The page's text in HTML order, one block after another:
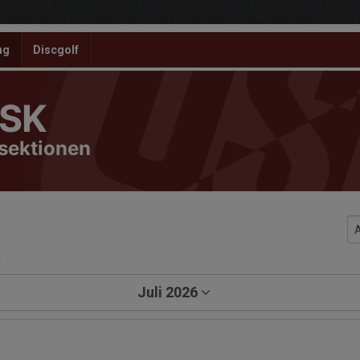
Discgolf
Juli 2026